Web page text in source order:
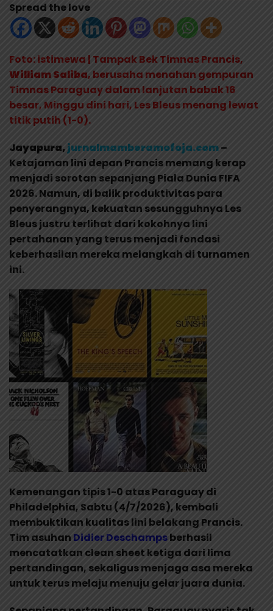
Spread the love
Foto: istimewa | Tampak Bek Timnas Prancis,
WilliamSaliba, berusaha menahan gempuran
Timnas Paraguay dalam lanjutan babak 16
besar, Minggu dini hari, Les Bleus menang lewat
titik putih (1-0).
Jayapura,jurnalmamberamofoja.com–
Ketajaman lini depan Prancis memang kerap
menjadi sorotan sepanjang Piala Dunia FIFA
2026. Namun, di balik produktivitas para
penyerangnya, kekuatan sesungguhnya Les
Bleus justru terlihat dari kokohnya lini
pertahanan yang terus menjadi fondasi
keberhasilan mereka melangkah di turnamen
ini.
Kemenangan tipis 1-0 atas Paraguay di
Philadelphia, Sabtu (4/7/2026), kembali
membuktikan kualitas lini belakang Prancis.
Tim asuhan Didier Deschampsberhasil
mencatatkan clean sheet ketiga dari lima
pertandingan, sekaligus menjaga asa mereka
untuk terus melaju menuju gelar juara dunia.